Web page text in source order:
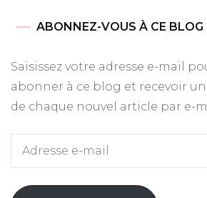
ABONNEZ-VOUS À CE BLOG
Saisissez votre adresse e-mail
abonner à ce blog et recevoir
de chaque nouvel article par e-
Adresse
mail